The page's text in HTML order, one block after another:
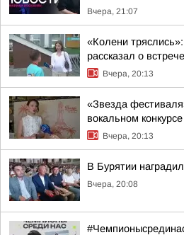
Вчера, 21:07
«Колени
рассказал о
Вчера, 20:13
«Звезда
вокальном
Вчера, 20:13
В Бурятии
Вчера, 20:08